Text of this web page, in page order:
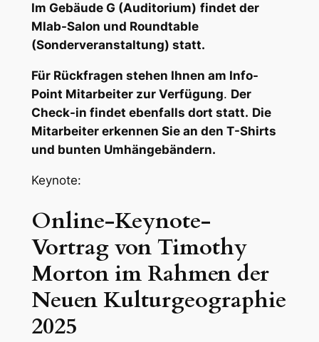
Im Gebäude G (Auditorium) findet der
Mlab-Salon und Roundtable
(Sonderveranstaltung) statt.
Für Rückfragen stehen Ihnen am Info-
Point Mitarbeiter zur Verfügung. Der
Check-in findet ebenfalls dort statt. Die
Mitarbeiter erkennen Sie an den T-Shirts
und bunten Umhängebändern.
Keynote:
Online-Keynote-
Vortrag von Timothy
Morton im Rahmen der
Neuen Kulturgeographie
2025